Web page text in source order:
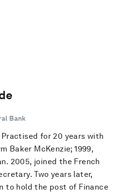
Bank
for 20 years with
Baker McKenzie; 1999,
2005, joined the French
Two years later,
to hold the post of Finance